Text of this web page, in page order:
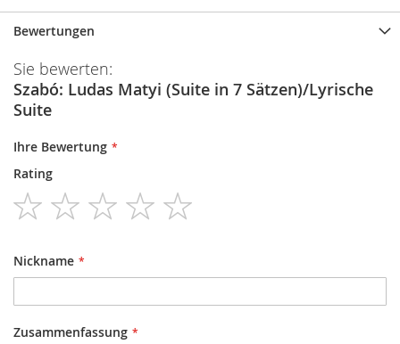
Bewertungen
Sie bewerten:
Szabó: Ludas Matyi (Suite in 7 Sätzen)/Lyrische
Suite
Ihre Bewertung
Rating
1
star
2
stars
3
stars
4
stars
Nickname
Zusammenfassung